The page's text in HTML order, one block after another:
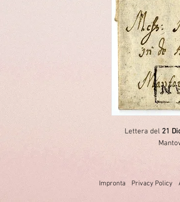
Lettera del 21
Impronta Privacy Policy